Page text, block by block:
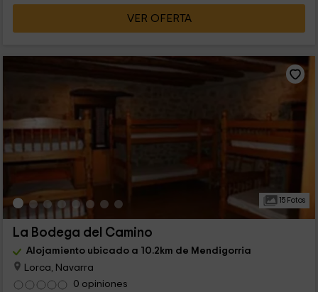
VER OFERTA
15 Fotos
La Bodega del Camino
Alojamiento ubicado a 10.2km de Mendigorria
Lorca, Navarra
0 opiniones